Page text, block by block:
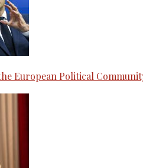
European Political